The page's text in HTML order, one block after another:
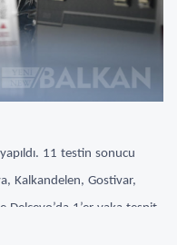
11 testin sonucu
Kalkandelen, Gostivar,
Delçevo’da 1’er vaka tespit